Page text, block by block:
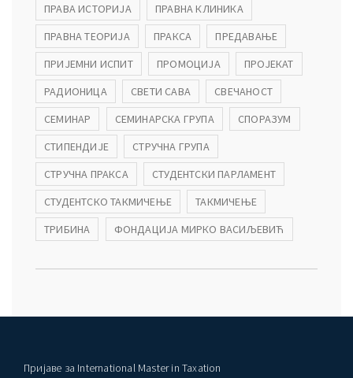
ПРАВА ИСТОРИЈА
ПРАВНА КЛИНИКА
ПРАВНА ТЕОРИЈА
ПРАКСА
ПРЕДАВАЊЕ
ПРИЈЕМНИ ИСПИТ
ПРОМОЦИЈА
ПРОЈЕКАТ
РАДИОНИЦА
СВЕТИ САВА
СВЕЧАНОСТ
СЕМИНАР
СЕМИНАРСКА ГРУПА
СПОРАЗУМ
СТИПЕНДИЈЕ
СТРУЧНА ГРУПА
СТРУЧНА ПРАКСА
СТУДЕНТСКИ ПАРЛАМЕНТ
СТУДЕНТСКО ТАКМИЧЕЊЕ
ТАКМИЧЕЊЕ
ТРИБИНА
ФОНДАЦИЈА МИРКО ВАСИЉЕВИЋ
Пријаве за International Master in Taxation